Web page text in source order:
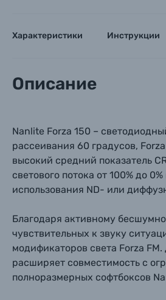
Объективы для
Аксессуары для фото
Оптические приборы
Электроника
Материалы
Осветительное
Характеристики Инструкции
Описание
Nanlite Forza 150 –
рассеивания 60 градусов,
высокий средний показатель
светового потока от 100% до
использования ND- или
Благодаря активному
чувствительных к звуку
модификаторов света Forza
расширяет совместимость с
полноразмерных софтбоксов